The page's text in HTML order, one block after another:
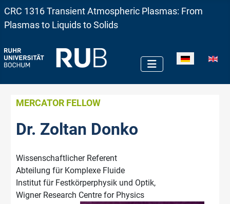
CRC 1316 Transient Atmospheric Plasmas: From
Plasmas to Liquids to Solids
Sprache
MERCATOR FELLOW
Dr. Zoltan Donko
Wissenschaftlicher Referent
Abteilung für Komplexe Fluide
Institut für Festkörperphysik und Optik,
Wigner Research Centre for Physics